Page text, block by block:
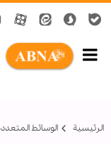
الرئيسية الوسائط